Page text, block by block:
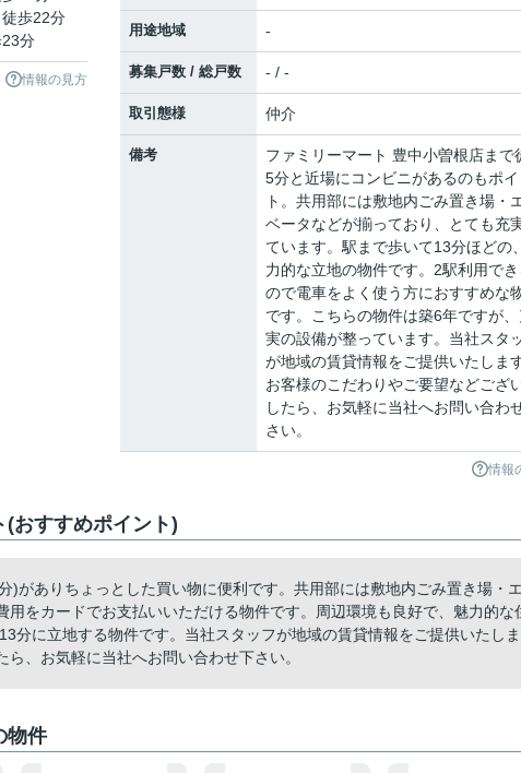
徒歩22分
23分
情報の見方
用途地域 -
募集戸数 / 総戸数 - / -
取引態様 仲介
備考
ファミリーマート 豊中小曽根店まで
5分と近場にコンビニがあるのもポ
ト。共用部には敷地内ごみ置き場・
ベータなどが揃っており、とても充
ています。駅まで歩いて13分ほどの
力的な立地の物件です。2駅利用で
ので電車をよく使う方におすすめな
です。こちらの物件は築6年ですが
実の設備が整っています。当社スタ
が地域の賃貸情報をご提供いたしま
お客様のこだわりやご要望などござ
したら、お気軽に当社へお問い合わ
さい。
情報
おすすめポイント)
)がありちょっとした買い物に便利です。共用部には敷地内ごみ置き場・
用をカードでお支払いいただける物件です。周辺環境も良好で、魅力的な
分に立地する物件です。当社スタッフが地域の賃貸情報をご提供いたしま
、お気軽に当社へお問い合わせ下さい。
物件